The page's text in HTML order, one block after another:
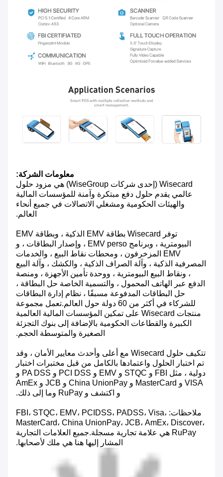
معلومات الشركة:
Wisecard (إحدى شركات WiseGroup) هي مزود حلول
عالمي يقدم حلول دفع مبتكرة وآمنة للمؤسسات المالية
والهيئات الحكومية ومشغلي الاتصالات في جميع أنحاء
العالم.
توفر Wisecard بطاقة EMV الذكية ، وبطاقة EMV
البيومترية ، وبرنامج EMV perso ، وإصدار البطاقات ، و
EMV المزخرفون ، ومحطات نقاط البيع ، والخدمات
المصرفية الذكية ، وآلة الصراف الذكية ، والكشك ، وآلة البيع
، ونقاط البيع البيومترية ، ووحدة تأمين الأجهزة ، ومنصة
الدفع عبر الهاتف المحمول ، والتسمية الخاصة حل البطاقة ،
حل البطاقات المدفوعة مسبقًا ، نظام إدارة البطاقات
للشركاء في أكثر من 60 دولة حول العالم.تعمل مجموعة
منتجات Wisecard على تمكين المؤسسات المالية العالمية
الكبيرة والقطاعات الحكومية بالإضافة إلى بنوك التجزئة
الصغيرة والمتوسطة الحجم.
تتكيف حلول Wisecard مع أعلى وأحدث معايير الأمان ، وقد
تم اختبار الحلول واعتمادها بالكامل من قبل مختبرات اختبار
دولية ، مثل FBI و STQC و EMV و PCI DSS و PA DSS و
VISA و MasterCard و China UnionPay و JCB و AmEx
و اكتشف و RuPay وما إلى ذلك.
ملاحظات: FBI، STQC، EMV، PCIDSS، PADSS، Visa،
MasterCard، China UnionPay، JCB، AmEx، Discover،
RuPay هي علامة تجارية مسجلة.جميع العلامات التجارية
المشار إليها هنا هي ملك لأصحابها.